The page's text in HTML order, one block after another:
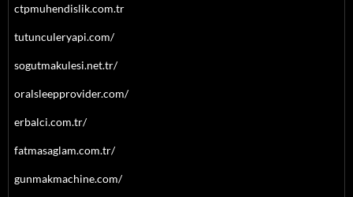
ctpmuhendislik.com.tr
tutunculeryapi.com/
sogutmakulesi.net.tr/
oralsleepprovider.com/
erbalci.com.tr/
fatmasaglam.com.tr/
gunmakmachine.com/